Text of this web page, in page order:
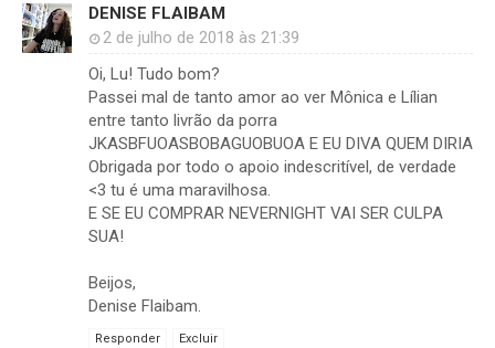
DENISE FLAIBAM
2 de julho de 2018 às 21:39
Oi, Lu! Tudo bom?
Passei mal de tanto amor ao ver Mônica e Lílian
entre tanto livrão da porra
JKASBFUOASBOBAGUOBUOA E EU DIVA QUEM DIRIA
Obrigada por todo o apoio indescritível, de verdade
<3 tu é uma maravilhosa.
E SE EU COMPRAR NEVERNIGHT VAI SER CULPA
SUA!
Beijos,
Denise Flaibam.
Responder Excluir